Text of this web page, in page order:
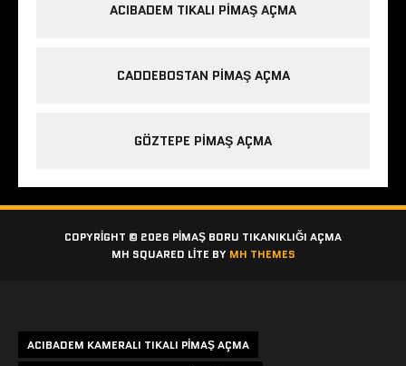
ACIBADEM TIKALI PIMAŞ AÇMA
CADDEBOSTAN PIMAŞ AÇMA
GÖZTEPE PIMAŞ AÇMA
COPYRIGHT © 2026 PIMAŞ BORU TIKANIKLIĞI AÇMA
MH SQUARED LITE BY MH THEMES
ACIBADEM KAMERALI TIKALI PIMAŞ AÇMA